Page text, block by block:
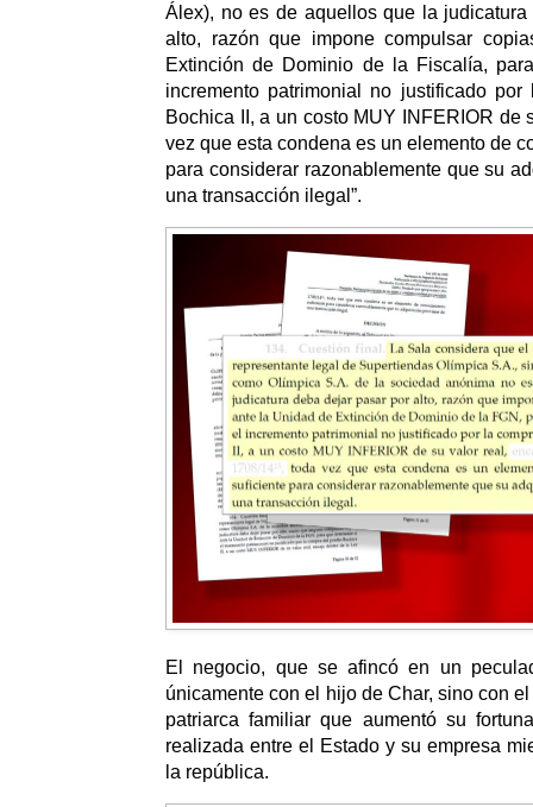
Álex), no es de aquellos que la
alto, razón que impone compulsar
Extinción de Dominio de la Fiscalía,
incremento patrimonial no justificado
Bochica II, a un costo MUY INFERIOR
vez que esta condena es un elemento de
para considerar razonablemente que su
una transacción ilegal”.
El negocio, que se afincó en un
únicamente con el hijo de Char, sino con
patriarca familiar que aumentó su
realizada entre el Estado y su empresa
la república.